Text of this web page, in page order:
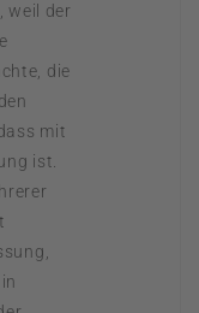
weil der
die
mit
ist.